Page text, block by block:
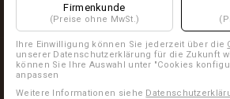
Firmenkunde
(Preise ohne MwSt.)
Ihre Einwilligung können Sie jederzeit über die
unserer Datenschutzerklärung für die Zukunft
können Sie Ihre Auswahl unter "Cookies
anpassen
Weitere Informationen siehe